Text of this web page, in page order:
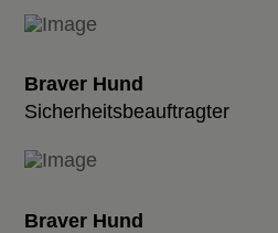
Braver Hund
Sicherheitsbeauftragter
Braver Hund